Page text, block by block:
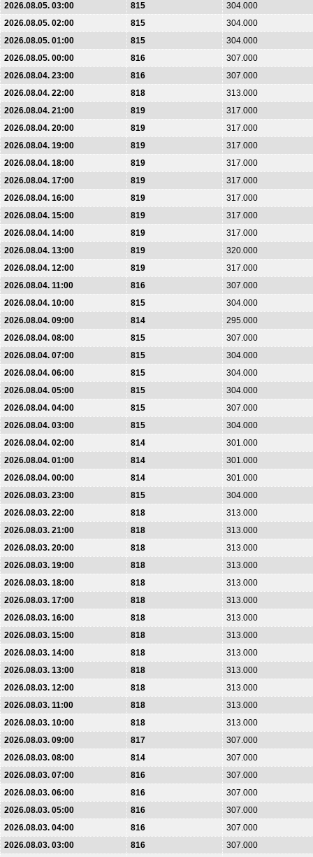
2026.08.05. 03:00
815
304.000
2026.08.05. 02:00
815
304.000
2026.08.05. 01:00
815
304.000
2026.08.05. 00:00
816
307.000
2026.08.04. 23:00
816
307.000
2026.08.04. 22:00
818
313.000
2026.08.04. 21:00
819
317.000
2026.08.04. 20:00
819
317.000
2026.08.04. 19:00
819
317.000
2026.08.04. 18:00
819
317.000
2026.08.04. 17:00
819
317.000
2026.08.04. 16:00
819
317.000
2026.08.04. 15:00
819
317.000
2026.08.04. 14:00
819
317.000
2026.08.04. 13:00
819
320.000
2026.08.04. 12:00
819
317.000
2026.08.04. 11:00
816
307.000
2026.08.04. 10:00
815
304.000
2026.08.04. 09:00
814
295.000
2026.08.04. 08:00
815
307.000
2026.08.04. 07:00
815
304.000
2026.08.04. 06:00
815
304.000
2026.08.04. 05:00
815
304.000
2026.08.04. 04:00
815
307.000
2026.08.04. 03:00
815
304.000
2026.08.04. 02:00
814
301.000
2026.08.04. 01:00
814
301.000
2026.08.04. 00:00
814
301.000
2026.08.03. 23:00
815
304.000
2026.08.03. 22:00
818
313.000
2026.08.03. 21:00
818
313.000
2026.08.03. 20:00
818
313.000
2026.08.03. 19:00
818
313.000
2026.08.03. 18:00
818
313.000
2026.08.03. 17:00
818
313.000
2026.08.03. 16:00
818
313.000
2026.08.03. 15:00
818
313.000
2026.08.03. 14:00
818
313.000
2026.08.03. 13:00
818
313.000
2026.08.03. 12:00
818
313.000
2026.08.03. 11:00
818
313.000
2026.08.03. 10:00
818
313.000
2026.08.03. 09:00
817
307.000
2026.08.03. 08:00
814
307.000
2026.08.03. 07:00
816
307.000
2026.08.03. 06:00
816
307.000
2026.08.03. 05:00
816
307.000
2026.08.03. 04:00
816
307.000
2026.08.03. 03:00
816
307.000